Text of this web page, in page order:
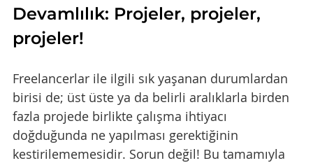
Devamlılık: Projeler, projeler,
projeler!
Freelancerlar ile ilgili sık yaşanan durumlardan
birisi de; üst üste ya da belirli aralıklarla birden
fazla projede birlikte çalışma ihtiyacı
doğduğunda ne yapılması gerektiğinin
kestirilememesidir. Sorun değil! Bu tamamıyla